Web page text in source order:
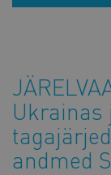
Ukrainas
andmed